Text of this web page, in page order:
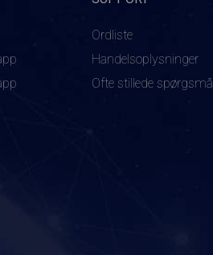
Ordliste
Handelsoplysninger
Ofte stillede